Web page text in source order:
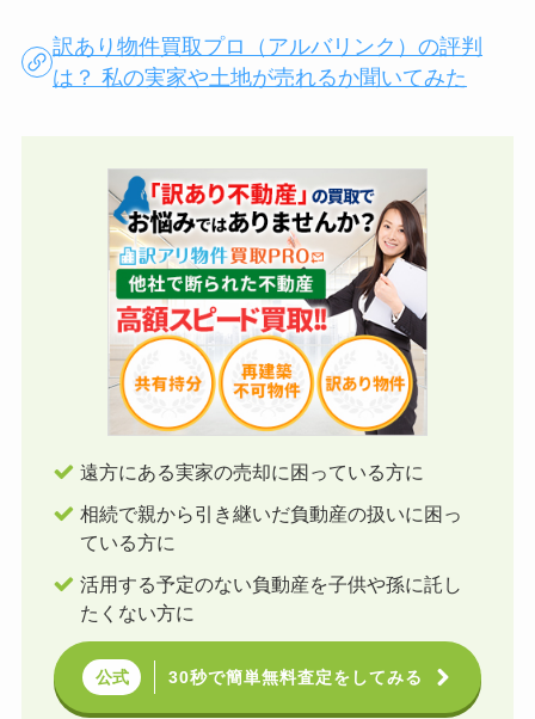
訳あり物件買取プロ（アルバリンク）の評判
は？ 私の実家や土地が売れるか聞いてみた
遠方にある実家の売却に困っている方に
相続で親から引き継いだ負動産の扱いに困っ
ている方に
活用する予定のない負動産を子供や孫に託し
たくない方に
公式 30秒で簡単無料査定をしてみる